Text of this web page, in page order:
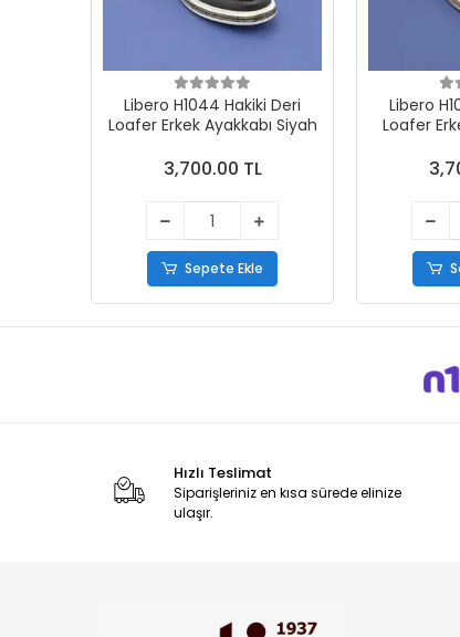
Libero H1044 Hakiki Deri
Loafer Erkek Ayakkabı Siyah
3,700.00 TL
Sepete Ekle
Libero
Loafer
Hızlı Teslimat
Siparişleriniz en kısa sürede elinize
ulaşır.